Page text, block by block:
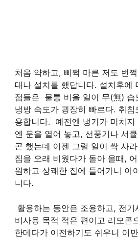
처음 약하고, 삐쩍 마른 저도 번
대나 설치를 했답니다. 설치후에
점들은 ​ 물통 비울 일이 무(無) 습
냉방 속도가 굉장히 빠르다. 취침
용합니다. ​ 예전엔 냉기가 미치
엔 문을 열어 놓고, 선풍기나 서
곤 했는데 이젠 그럴 일이 싹 사
집을 오래 비웠다가 돌아 올때,
원하고 상쾌한 집에 들어가니 아
니다.
활용하는 동안은 조용하고, 전
비사용 목적 적은 편이고 리모콘
한데다가 이전하기도 쉬우니 이